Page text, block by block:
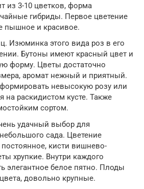
из 3-10 цветков, форма
гибриды. Первое цветение
пышное и красивое.
Изюминка этого вида роз в его
Бутоны имеют красный цвет и
форму. Цветы достаточно
аромат нежный и приятный.
невысокую розу или
на раскидистом кусте. Также
сортом.
удачный выбор для
сада. Цветение
постоянное, кисти вишнево-
хрупкие. Внутри каждого
элегантное белое пятно. Плоды
довольно крупные.